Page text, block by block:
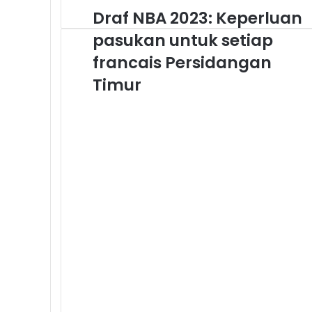
Draf
NBA
2023:
Keperluan
pasukan
untuk
Draf NBA 2023: Keperluan
pasukan untuk setiap
francais Persidangan
Timur